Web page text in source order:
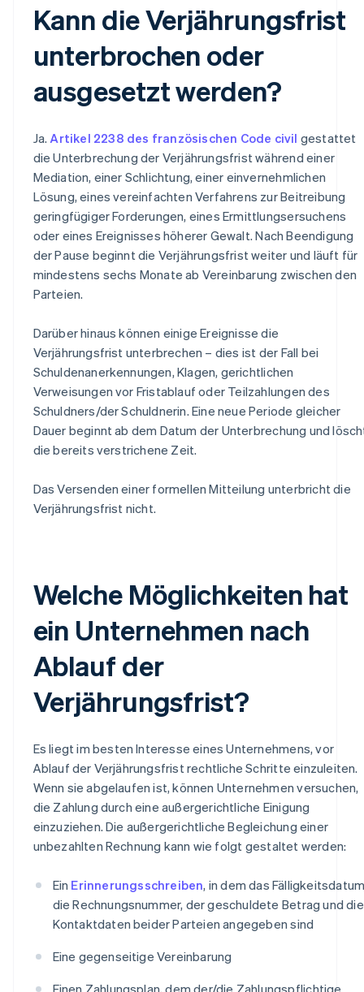
Kann die Verjährungsfrist
unterbrochen oder
ausgesetzt werden?
Ja. Artikel 2238 des französischen Code civil gestattet
die Unterbrechung der Verjährungsfrist während einer
Mediation, einer Schlichtung, einer einvernehmlichen
Lösung, eines vereinfachten Verfahrens zur Beitreibung
geringfügiger Forderungen, eines Ermittlungsersuchens
oder eines Ereignisses höherer Gewalt. Nach Beendigung
der Pause beginnt die Verjährungsfrist weiter und läuft für
mindestens sechs Monate ab Vereinbarung zwischen den
Parteien.
Darüber hinaus können einige Ereignisse die
Verjährungsfrist unterbrechen – dies ist der Fall bei
Schuldenanerkennungen, Klagen, gerichtlichen
Verweisungen vor Fristablauf oder Teilzahlungen des
Schuldners/der Schuldnerin. Eine neue Periode gleicher
Dauer beginnt ab dem Datum der Unterbrechung und
die bereits verstrichene Zeit.
Das Versenden einer formellen Mitteilung unterbricht die
Verjährungsfrist nicht.
Welche Möglichkeiten hat
ein Unternehmen nach
Ablauf der
Verjährungsfrist?
Es liegt im besten Interesse eines Unternehmens, vor
Ablauf der Verjährungsfrist rechtliche Schritte einzuleiten.
Wenn sie abgelaufen ist, können Unternehmen versuchen,
die Zahlung durch eine außergerichtliche Einigung
einzuziehen. Die außergerichtliche Begleichung einer
unbezahlten Rechnung kann wie folgt gestaltet werden:
Ein Erinnerungsschreiben, in dem das
die Rechnungsnummer, der geschuldete Betrag und die
Kontaktdaten beider Parteien angegeben sind
Eine gegenseitige Vereinbarung
Einen Zahlungsplan, dem der/die Zahlungspflichtige